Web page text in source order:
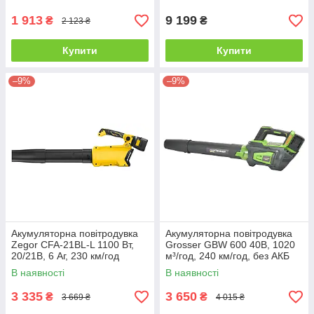
1 913 ₴ 2 123 ₴
Купити
9 199 ₴
Купити
–9%
Акумуляторна повітродувка
Zegor CFA-21BL-L 1100 Вт,
20/21В, 6 Аг, 230 км/год
В наявності
3 335 ₴ 3 669 ₴
–9%
Акумуляторна повітродувка
Grosser GBW 600 40В, 1020
м³/год, 240 км/год, без АКБ
В наявності
3 650 ₴ 4 015 ₴